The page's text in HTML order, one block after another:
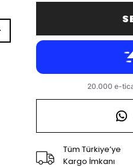
Tüm Türkiye’ye
Kargo İmkanı